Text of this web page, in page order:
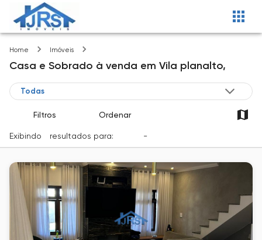
Home Imóveis
Casa e Sobrado à venda em Vila planalto,
Filtros Ordenar
Exibindo resultados para: -